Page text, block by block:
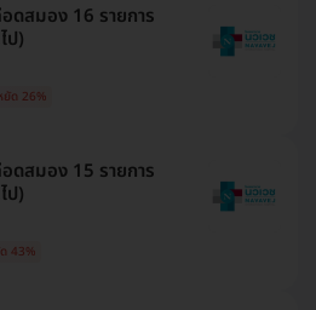
ดสมอง 16 รายการ
ป)
ยัด 26%
ดสมอง 15 รายการ
ป)
43%